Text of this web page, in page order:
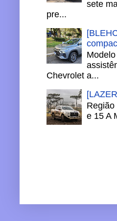
sete
pre...
Chevrolet a...
e 15 A